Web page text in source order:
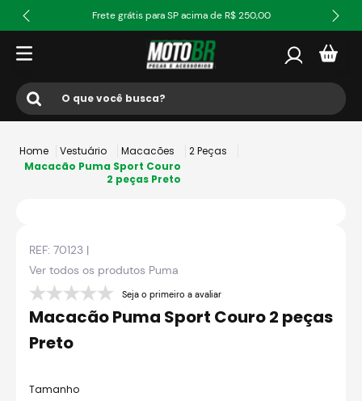
Frete grátis para SP acima de R$ 250,00
O que você busca?
1º ls2
4º fw3
5 º jaqueta
7º axxis fenix
9º capacete ls2
Vestuário Macacões
2 Peças
Macacão Puma Sport Couro
2 peças Preto
REF: 70123 |
Ver todos os produtos Puma
Seja o primeiro a avaliar
Macacão Puma Sport Couro 2 peças
Preto
Tamanho